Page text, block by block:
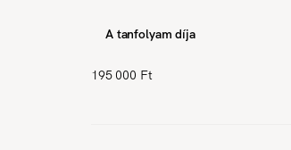
A tanfolyam díja
195 000 Ft